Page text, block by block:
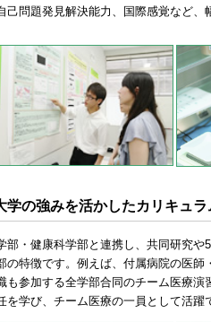
己問題発見解決能力、国際感覚など、
学の強みを活かしたカリキュラ
部・健康科学部と連携し、共同研究
の特徴です。例えば、付属病院の医
も参加する全学部合同のチーム医療
を学び、チーム医療の一員として活躍